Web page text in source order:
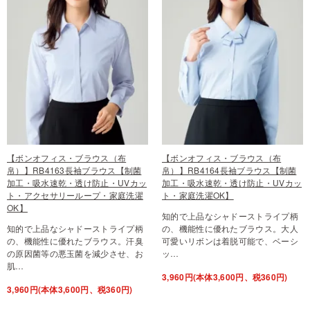
【ボンオフィス・ブラウス（布
帛）】RB4163長袖ブラウス【制菌
加工・吸水速乾・透け防止・UVカッ
ト・アクセサリーループ・家庭洗濯
OK】
知的で上品なシャドーストライプ柄
の、機能性に優れたブラウス。汗臭
の原因菌等の悪玉菌を減少させ、お
肌…
3,960円(本体3,600円、税360円)
【ボンオフィス・ブラウス（布
帛）】RB4164長袖ブラウス【制菌
加工・吸水速乾・透け防止・UVカッ
ト・家庭洗濯OK】
知的で上品なシャドーストライプ柄
の、機能性に優れたブラウス。大人
可愛いリボンは着脱可能で、ベーシ
ッ…
3,960円(本体3,600円、税360円)